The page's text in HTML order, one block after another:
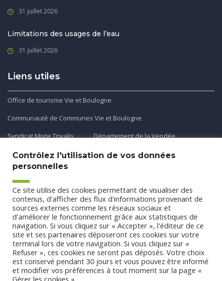
31 juillet 2026
Limitations des usages de l’eau
31 juillet 2026
Liens utiles
Office de tourisme Vie et Boulogne
Communauté de Communes Vie et Boulogne
Syndicat Mixte Trivalis
Département de la Vendée
Application mobile
Découvrez et téléchargez l'application gratuite mobile Ma
Commune et Moi pour recevoir les alertes et les actualités
de votre commune.
Contrôlez l'utilisation de vos données
personnelles
Ce site utilise des cookies permettant de visualiser des
contenus, d'afficher des flux d'informations provenant de
sources externes comme les réseaux sociaux et
d'améliorer le fonctionnement grâce aux statistiques de
navigation. Si vous cliquez sur « Accepter », l'éditeur de ce
site et ses partenaires déposeront ces cookies sur votre
terminal lors de votre navigation. Si vous cliquez sur «
Refuser », ces cookies ne seront pas déposés. Votre choix
est conservé pendant 30 jours et vous pouvez être informé
et modifier vos préférences à tout moment sur la page «
Gérer les cookies ».